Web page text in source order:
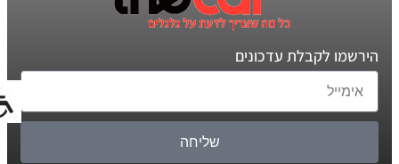
הירשמו לקבלת עדכונים
שליחה